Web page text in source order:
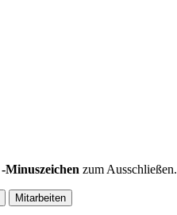
-Minuszeichen zum Ausschließen.
Mitarbeiten